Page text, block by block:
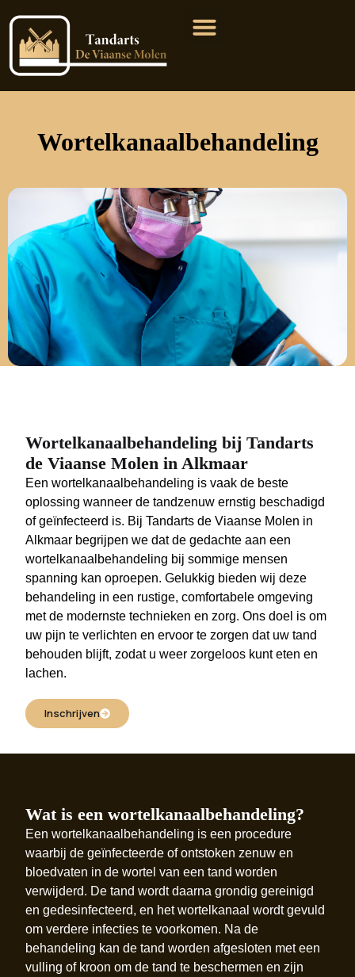
Wortelkanaalbehandeling
Wortelkanaalbehandeling bij Tandarts
de Viaanse Molen in Alkmaar
Een wortelkanaalbehandeling is vaak de beste
oplossing wanneer de tandzenuw ernstig beschadigd
of geïnfecteerd is. Bij Tandarts de Viaanse Molen in
Alkmaar begrijpen we dat de gedachte aan een
wortelkanaalbehandeling bij sommige mensen
spanning kan oproepen. Gelukkig bieden wij deze
behandeling in een rustige, comfortabele omgeving
met de modernste technieken en zorg. Ons doel is om
uw pijn te verlichten en ervoor te zorgen dat uw tand
behouden blijft, zodat u weer zorgeloos kunt eten en
lachen.
Inschrijven
Wat is een wortelkanaalbehandeling?
Een wortelkanaalbehandeling is een procedure
waarbij de geïnfecteerde of ontstoken zenuw en
bloedvaten in de wortel van een tand worden
verwijderd. De tand wordt daarna grondig gereinigd
en gedesinfecteerd, en het wortelkanaal wordt gevuld
om verdere infecties te voorkomen. Na de
behandeling kan de tand worden afgesloten met een
vulling of kroon om de tand te beschermen en zijn